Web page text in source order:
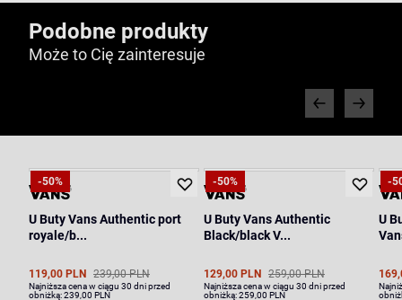
Podobne produkty
Może to Cię zainteresuje
-50%
U Buty Vans Authentic port
royale/b...
119,00 PLN 239,00 PLN
Najniższa cena w ciągu 30 dni przed
obniżką:239,00 PLN
-50%
U Buty Vans Authentic
Black/black V...
129,00 PLN 259,00 PLN
Najniższa cena w ciągu 30 dni przed
obniżką:259,00 PLN
-
U